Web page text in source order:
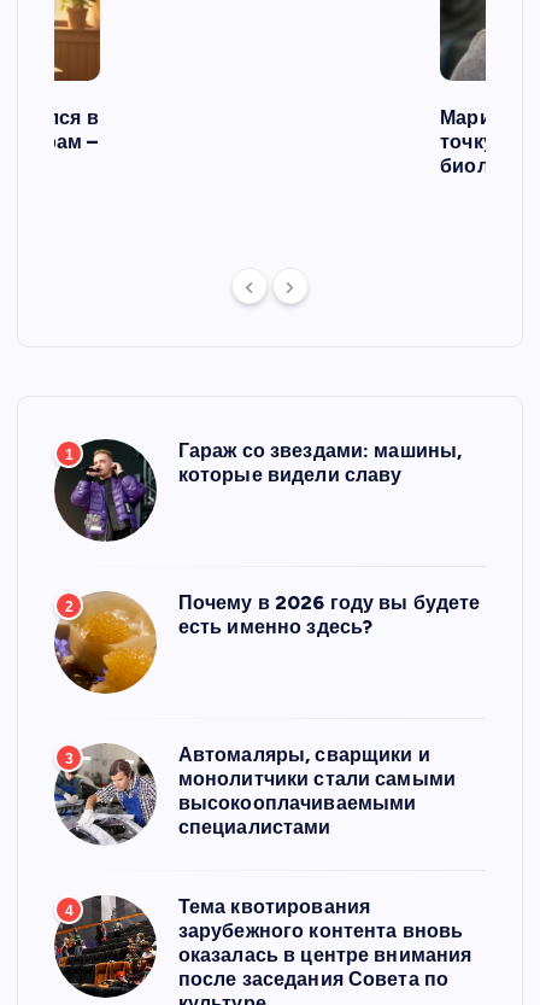
в
–
Мария
точку в
1
Гараж со звездами: машины,
которые видели славу
2
Почему в 2026 году вы будете
есть именно здесь?
3
Автомаляры, сварщики и
монолитчики стали самыми
высокооплачиваемыми
специалистами
4
Тема квотирования
зарубежного контента вновь
оказалась в центре внимания
после заседания Совета по